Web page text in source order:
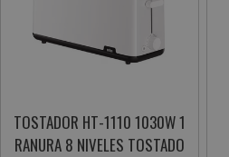
TOSTADOR HT-1110 1030W 1
RANURA 8 NIVELES TOSTADO